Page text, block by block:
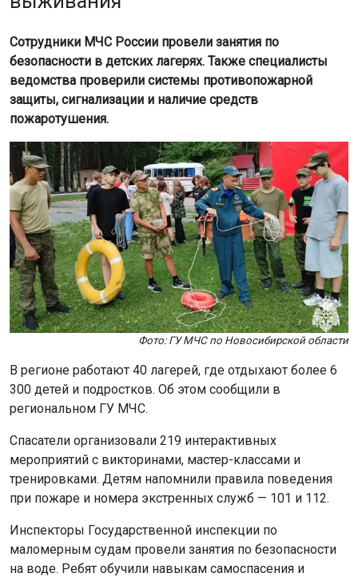
Сотрудники МЧС России провели занятия по
безопасности в детских лагерях. Также специалисты
ведомства проверили системы противопожарной
защиты, сигнализации и наличие средств
пожаротушения.
Фото: ГУ МЧС по Новосибирской области
В регионе работают 40 лагерей, где отдыхают более 6
300 детей и подростков. Об этом сообщили в
региональном ГУ МЧС.
Спасатели организовали 219 интерактивных
мероприятий с викторинами, мастер-классами и
тренировками. Детям напомнили правила поведения
при пожаре и номера экстренных служб — 101 и 112.
Инспекторы Государственной инспекции по
маломерным судам провели занятия по безопасности
на воде. Ребят обучили навыкам самоспасения и